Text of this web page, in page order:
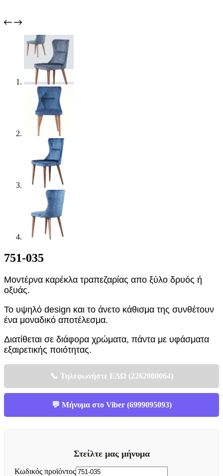
751-035
Μοντέρνα καρέκλα τραπεζαρίας απο ξύλο δρυός ή
οξυάς.
Το υψηλό design και το άνετο κάθισμα της συνθέτουν
ένα μοναδικό αποτέλεσμα.
Διατίθεται σε διάφορα χρώματα, πάντα με υφάσματα
εξαιρετικής ποιότητας.
📞 Τηλεφωνήστε ΕΔΩ (2262080064)
💬 Μήνυμα στο Viber (6999095093)
Στείλτε μας μήνυμα
Κωδικός προϊόντος